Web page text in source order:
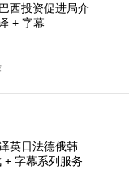
西投资促进局介
+ 字幕
英日法德俄韩
+ 字幕系列服务